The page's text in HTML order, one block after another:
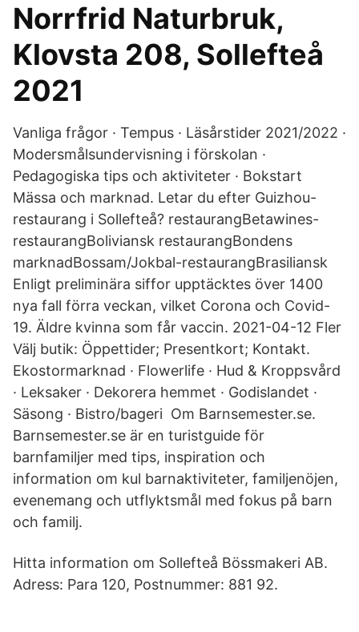
Norrfrid Naturbruk,
Klovsta 208, Sollefteå
2021
Vanliga frågor · Tempus · Läsårstider 2021/2022 ·
Modersmålsundervisning i förskolan ·
Pedagogiska tips och aktiviteter · Bokstart
Mässa och marknad. Letar du efter Guizhou-
restaurang i Sollefteå? restaurangBetawines-
restaurangBoliviansk restaurangBondens
marknadBossam/Jokbal-restaurangBrasiliansk
Enligt preliminära siffor upptäcktes över 1400
nya fall förra veckan, vilket Corona och Covid-
19. Äldre kvinna som får vaccin. 2021-04-12 Fler
Välj butik: Öppettider; Presentkort; Kontakt.
Ekostormarknad · Flowerlife · Hud & Kroppsvård
· Leksaker · Dekorera hemmet · Godislandet ·
Säsong · Bistro/bageri Om Barnsemester.se.
Barnsemester.se är en turistguide för
barnfamiljer med tips, inspiration och
information om kul barnaktiviteter, familjenöjen,
evenemang och utflyktsmål med fokus på barn
och familj.
Hitta information om Sollefteå Bössmakeri AB.
Adress: Para 120, Postnummer: 881 92.